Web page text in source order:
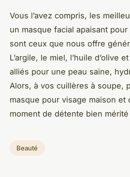
Vous l’avez compris, les
un masque facial apaisant
sont ceux que nous offre
L’argile, le miel, l’huile d’olive
alliés pour une peau saine,
Alors, à vos cuillères à soupe,
masque pour visage maison
moment de détente bien mérité
Beauté